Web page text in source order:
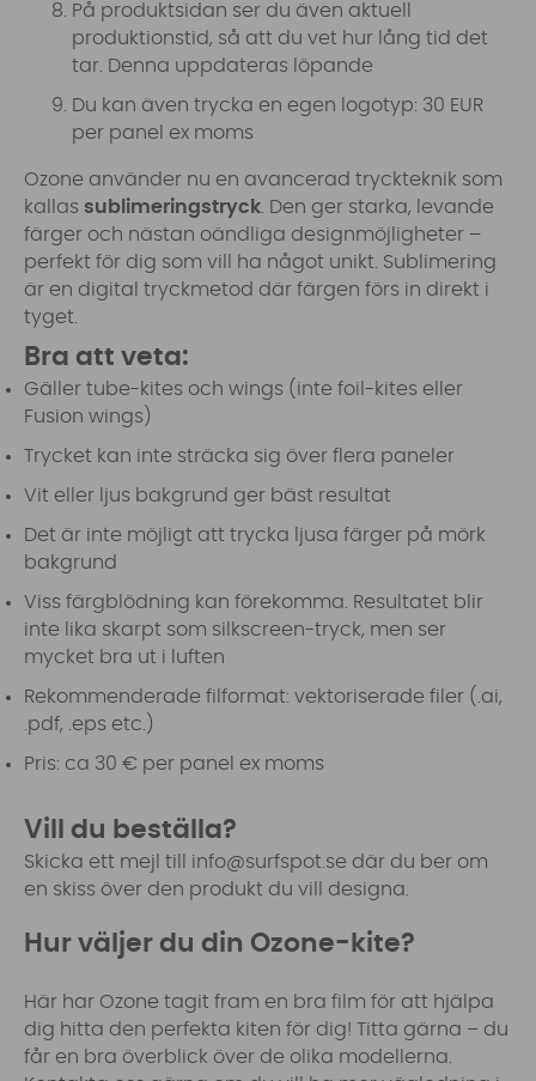
På produktsidan ser du även aktuell
produktionstid, så att du vet hur lång tid det
tar. Denna uppdateras löpande
Du kan även trycka en egen logotyp: 30 EUR
per panel ex moms
Ozone använder nu en avancerad tryckteknik som
kallas sublimeringstryck . Den ger starka, levande
färger och nästan oändliga designmöjligheter –
perfekt för dig som vill ha något unikt. Sublimering
är en digital tryckmetod där färgen förs in direkt i
tyget.
Bra att veta:
Gäller tube-kites och wings (inte foil-kites eller
Fusion wings)
Trycket kan inte sträcka sig över flera paneler
Vit eller ljus bakgrund ger bäst resultat
Det är inte möjligt att trycka ljusa färger på mörk
bakgrund
Viss färgblödning kan förekomma. Resultatet blir
inte lika skarpt som silkscreen-tryck, men ser
mycket bra ut i luften
Rekommenderade filformat: vektoriserade filer (.ai,
.pdf, .eps etc.)
Pris: ca 30 € per panel ex moms
Vill du beställa?
Skicka ett mejl till info@surfspot.se där du ber om
en skiss över den produkt du vill designa.
Hur väljer du din Ozone-kite?
Här har Ozone tagit fram en bra film för att hjälpa
dig hitta den perfekta kiten för dig! Titta gärna – du
får en bra överblick över de olika modellerna.